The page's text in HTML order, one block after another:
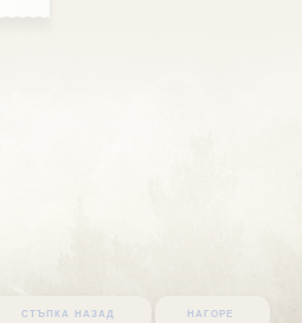
стъпка назад нагоре